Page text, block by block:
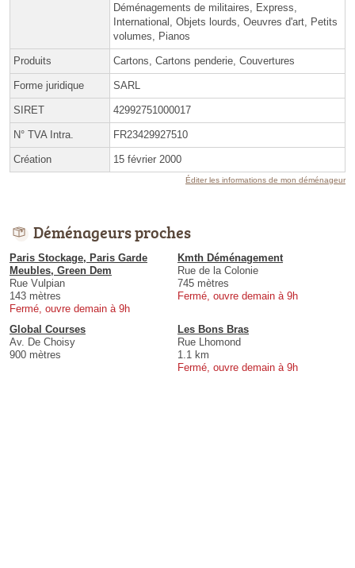
Déménagements de militaires, Express,
International, Objets lourds, Oeuvres d'art, Petits
volumes, Pianos
Produits Cartons, Cartons penderie, Couvertures
Forme juridique SARL
SIRET 42992751000017
N° TVA Intra. FR23429927510
Création 15 février 2000
Éditer les informations de mon déménageur
Déménageurs proches
Paris Stockage, Paris Garde
Meubles, Green Dem
Rue Vulpian
143 mètres
Fermé, ouvre demain à 9h
Kmth Déménagement
Rue de la Colonie
745 mètres
Fermé, ouvre demain à 9h
Global Courses
Av. De Choisy
900 mètres
Les Bons Bras
Rue Lhomond
1.1 km
Fermé, ouvre demain à 9h